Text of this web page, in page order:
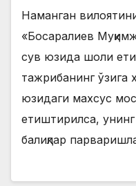
Наманган
«Босаралиев
сув юзида шоли
тажрибанинг ўзига
юзидаги махсус
етиштирилса,
балиқлар